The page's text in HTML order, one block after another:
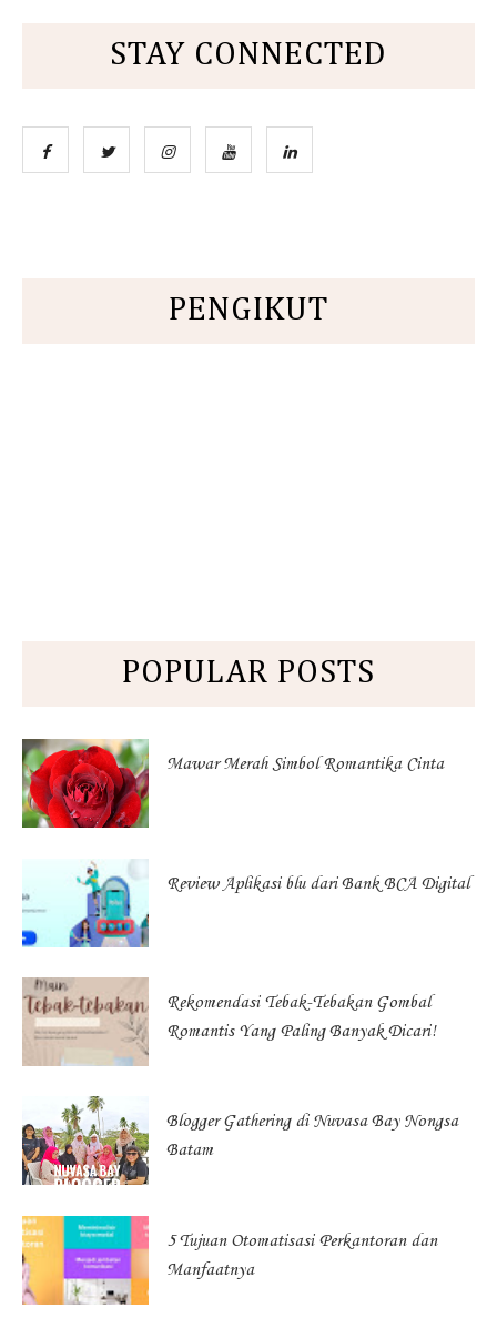
STAY CONNECTED
PENGIKUT
POPULAR POSTS
Mawar Merah Simbol Romantika Cinta
Review Aplikasi blu dari Bank BCA Digital
Rekomendasi Tebak-Tebakan Gombal
Romantis Yang Paling Banyak Dicari!
Blogger Gathering di Nuvasa Bay Nongsa
Batam
5 Tujuan Otomatisasi Perkantoran dan
Manfaatnya